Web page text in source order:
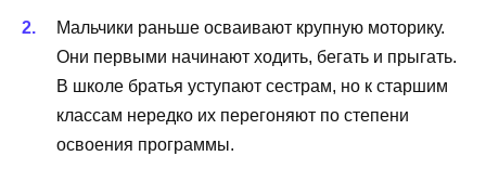
Мальчики раньше осваивают крупную моторику.
Они первыми начинают ходить, бегать и прыгать.
В школе братья уступают сестрам, но к старшим
классам нередко их перегоняют по степени
освоения программы.